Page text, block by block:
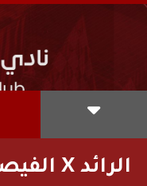
الرائد X الفيصلي